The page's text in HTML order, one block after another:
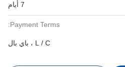
7 أيام
Payment Terms:
L / C ، باي بال